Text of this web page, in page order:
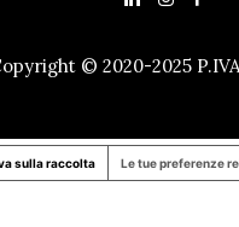
© 2020-2025
sulla raccolta Le tue preferenze